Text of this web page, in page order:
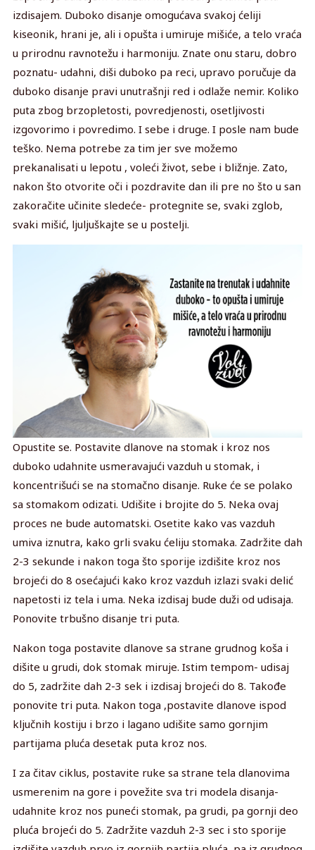
izdisajem. Duboko disanje omogućava svakoj ćeliji
kiseonik, hrani je, ali i opušta i umiruje mišiće, a telo vraća
u prirodnu ravnotežu i harmoniju. Znate onu staru, dobro
poznatu- udahni, diši duboko pa reci, upravo poručuje da
duboko disanje pravi unutrašnji red i odlaže nemir. Koliko
puta zbog brzopletosti, povredjenosti, osetljivosti
izgovorimo i povredimo. I sebe i druge. I posle nam bude
teško. Nema potrebe za tim jer sve možemo
prekanalisati u lepotu , voleći život, sebe i bližnje. Zato,
nakon što otvorite oči i pozdravite dan ili pre no što u san
zakoračite učinite sledeće- protegnite se, svaki zglob,
svaki mišić, ljuljuškajte se u postelji.
Opustite se. Postavite dlanove na stomak i kroz nos
duboko udahnite usmeravajući vazduh u stomak, i
koncentrišući se na stomačno disanje. Ruke će se polako
sa stomakom odizati. Udišite i brojite do 5. Neka ovaj
proces ne bude automatski. Osetite kako vas vazduh
umiva iznutra, kako grli svaku ćeliju stomaka. Zadržite dah
2-3 sekunde i nakon toga što sporije izdišite kroz nos
brojeći do 8 osećajući kako kroz vazduh izlazi svaki delić
napetosti iz tela i uma. Neka izdisaj bude duži od udisaja.
Ponovite trbušno disanje tri puta.
Nakon toga postavite dlanove sa strane grudnog koša i
dišite u grudi, dok stomak miruje. Istim tempom- udisaj
do 5, zadržite dah 2-3 sek i izdisaj brojeći do 8. Takođe
ponovite tri puta. Nakon toga ,postavite dlanove ispod
ključnih kostiju i brzo i lagano udišite samo gornjim
partijama pluća desetak puta kroz nos.
I za čitav ciklus, postavite ruke sa strane tela dlanovima
usmerenim na gore i povežite sva tri modela disanja-
udahnite kroz nos puneći stomak, pa grudi, pa gornji deo
pluća brojeći do 5. Zadržite vazduh 2-3 sec i sto sporije